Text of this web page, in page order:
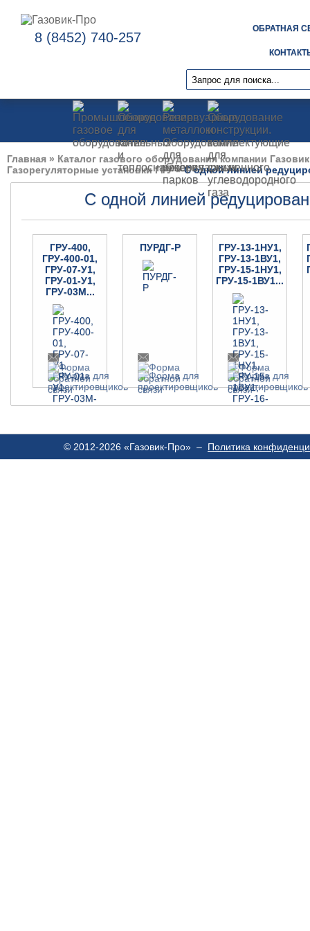
8 (8452) 740-257
ОБРАТНАЯ
Главная » Каталог газового оборудования компании Газовик
Газорегуляторные установки ГРУ»С одной линией
С одной линией
ГРУ-400,
ГРУ-400-01,
ГРУ-07-У1,
ГРУ-01-У1,
ГРУ-03М...
ПУРДГ-Р
ГРУ-13-1НУ1,
ГРУ-13-1ВУ1,
ГРУ-15-1НУ1,
ГРУ-15-1ВУ1...
© 2012-2026 «Газовик-Про» – Политика